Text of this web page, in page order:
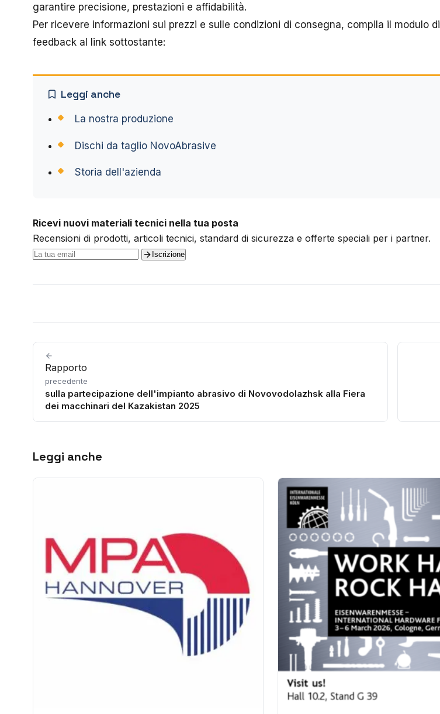
garantire precisione, prestazioni e affidabilità.
Per ricevere informazioni sui prezzi e sulle condizioni di consegna, compila il modulo di
feedback al link sottostante:
Leggi anche
La nostra produzione
Dischi da taglio NovoAbrasive
Storia dell'azienda
Ricevi nuovi materiali tecnici nella tua posta
Recensioni di prodotti, articoli tecnici, standard di sicurezza e offerte speciali per i partner.
Iscrizione
Rapporto
precedente
sulla partecipazione dell'impianto abrasivo di Novovodolazhsk alla Fiera
dei macchinari del Kazakistan 2025
Leggi anche